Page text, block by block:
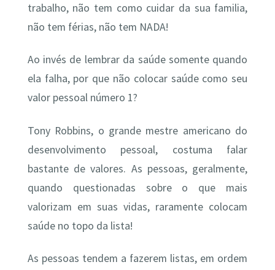
trabalho, não tem como cuidar da sua familia,
não tem férias, não tem NADA!
Ao invés de lembrar da saúde somente quando
ela falha, por que não colocar saúde como seu
valor pessoal número 1?
Tony Robbins, o grande mestre americano do
desenvolvimento pessoal, costuma falar
bastante de valores. As pessoas, geralmente,
quando questionadas sobre o que mais
valorizam em suas vidas, raramente colocam
saúde no topo da lista!
As pessoas tendem a fazerem listas, em ordem